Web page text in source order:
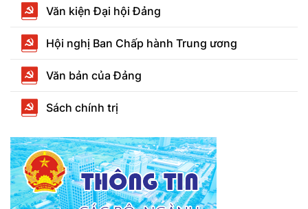
Văn kiện Đại hội Đảng
Hội nghị Ban Chấp hành Trung ương
Văn bản của Đảng
Sách chính trị